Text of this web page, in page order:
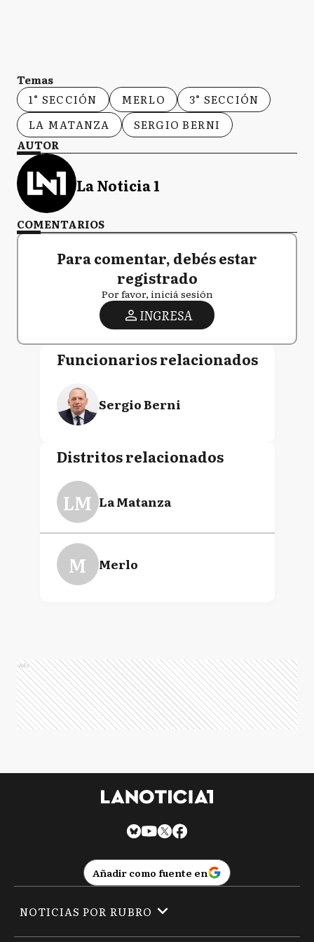
Temas
1° SECCIÓN
MERLO
3° SECCIÓN
LA MATANZA
SERGIO BERNI
AUTOR
La Noticia 1
COMENTARIOS
Para comentar, debés estar
registrado
Por favor, iniciá sesión
INGRESA
Funcionarios relacionados
Sergio Berni
Distritos relacionados
LM La Matanza
M Merlo
Ads
Añadir como fuente en
NOTICIAS POR RUBRO